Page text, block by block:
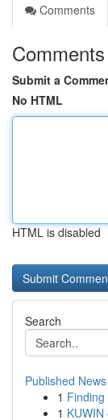
Comments
Comments
Submit a
No HTML
HTML is disabled
Search
Published News
1
1